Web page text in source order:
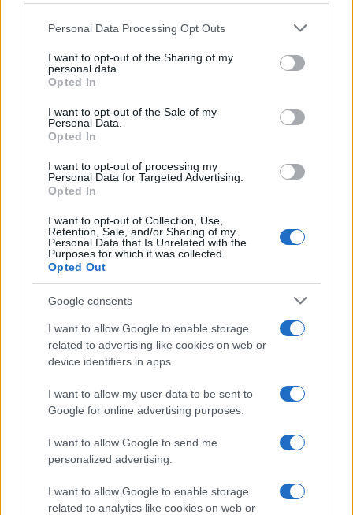
Please note that this website/app uses one or more Google
not limited to your visit or usage behaviour. You may click to
grant or deny consent to Google and its third-party tags to
use your data for below specified purposes in below Google
consent section.
Personal Data Processing Opt Outs
I want to opt-out of the Sharing of my
personal data.
Opted In
I want to opt-out of the Sale of my
Personal Data.
Opted In
I want to opt-out of processing my
Personal Data for Targeted Advertising.
Opted In
I want to opt-out of Collection, Use,
Retention, Sale, and/or Sharing of my
Personal Data that Is Unrelated with the
Purposes for which it was collected.
Opted Out
Google consents
I want to allow Google to enable storage
related to advertising like cookies on web or
device identifiers in apps.
I want to allow my user data to be sent to
Google for online advertising purposes.
I want to allow Google to send me
personalized advertising.
I want to allow Google to enable storage
related to analytics like cookies on web or
Continua a leggere
NEWS